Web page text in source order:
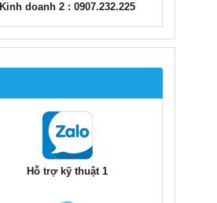
Kinh doanh 2 : 0907.232.225
Hỗ trợ kỹ thuật 1